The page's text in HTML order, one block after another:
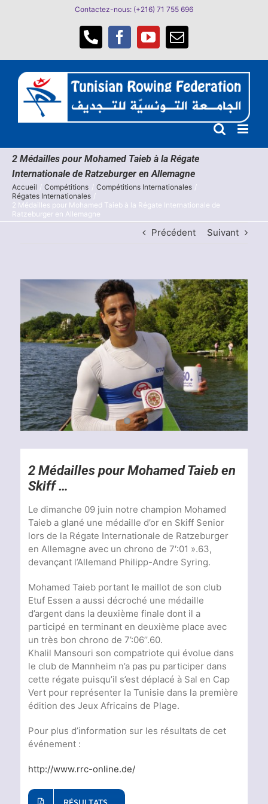
Contactez-nous: (+216) 71 755 696
Téléphone
Facebook
YouTube
Email
2 Médailles pour Mohamed Taieb à la Régate
Internationale de Ratzeburger en Allemagne
Accueil Compétitions
Compétitions Internationales
Régates Internationales
2 Médailles pour Mohamed Taieb à la Régate Internationale de
Ratzeburger en Allemagne
Précédent Suivant
Voir
agrandie
2 Médailles pour Mohamed Taieb en
Skiff …
Le dimanche 09 juin notre champion Mohamed
Taieb a glané une médaille d’or en Skiff Senior
lors de la Régate Internationale de Ratzeburger
en Allemagne avec un chrono de 7′:01 ».63,
devançant l’Allemand Philipp-Andre Syring.
Mohamed Taieb portant le maillot de son club
Etuf Essen a aussi décroché une médaille
d’argent dans la deuxième finale dont il a
participé en terminant en deuxième place avec
un très bon chrono de 7’:06’’.60.
Khalil Mansouri son compatriote qui évolue dans
le club de Mannheim n’a pas pu participer dans
cette régate puisqu’il s’est déplacé à Sal en Cap
Vert pour représenter la Tunisie dans la première
édition des Jeux Africains de Plage.
Pour plus d’information sur les résultats de cet
événement :
http://www.rrc-online.de/
RÉSULTATS